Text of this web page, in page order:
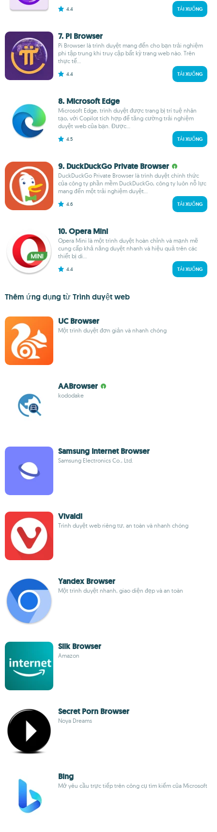
4.4 TẢI XUỐNG
7. Pi Browser
Pi Browser là trình duyệt mang đến cho bạn trải nghiệm
phi tập trung khi truy cập bất kỳ trang web nào. Trên
thực tế...
4.4 TẢI XUỐNG
8. Microsoft Edge
Microsoft Edge, trình duyệt được trang bị trí tuệ nhân
tạo, với Copilot tích hợp để tăng cường trải nghiệm
duyệt web của bạn. Được...
4.5 TẢI XUỐNG
9. DuckDuckGo Private Browser
DuckDuckGo Private Browser là trình duyệt chính thức
của công ty phần mềm DuckDuckGo, công ty luôn nỗ lực
mang đến một trải nghiệm duyệt...
4.6 TẢI XUỐNG
10. Opera Mini
Opera Mini là một trình duyệt hoàn chỉnh và mạnh mẽ
cung cấp khả năng duyệt nhanh và hiệu quả trên các
thiết bị di...
4.4 TẢI XUỐNG
Thêm ứng dụng từ Trình duyệt web
UC Browser
Một trình duyệt đơn giản và nhanh chóng
AABrowser
kododake
Samsung Internet Browser
Samsung Electronics Co., Ltd.
Vivaldi
Trình duyệt web riêng tư, an toàn và nhanh chóng
Yandex Browser
Một trình duyệt nhanh, giao diện đẹp và an toàn
Silk Browser
Amazon
Secret Porn Browser
Noya Dreams
Bing
Mở yêu cầu trực tiếp trên công cụ tìm kiếm của Microsoft